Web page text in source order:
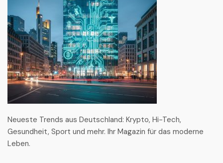
Neueste Trends aus Deutschland: Krypto, Hi-Tech,
Gesundheit, Sport und mehr. Ihr Magazin für das moderne
Leben.